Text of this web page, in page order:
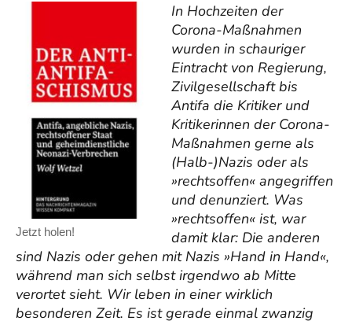
Jetzt holen!
In Hochzeiten der
Corona-Maßnahmen
wurden in schauriger
Eintracht von Regierung,
Zivilgesellschaft bis
Antifa die Kritiker und
Kritikerinnen der Corona-
Maßnahmen gerne als
(Halb-)Nazis oder als
»rechtsoffen« angegriffen
und denunziert. Was
»rechtsoffen« ist, war
damit klar: Die anderen
sind Nazis oder gehen mit Nazis »Hand in Hand«,
während man sich selbst irgendwo ab Mitte
verortet sieht. Wir leben in einer wirklich
besonderen Zeit. Es ist gerade einmal zwanzig